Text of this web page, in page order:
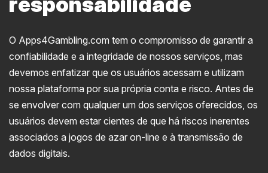
O Apps4Gambling.com tem o compromisso de garantir a
confiabilidade e a integridade de nossos serviços, mas
devemos enfatizar que os usuários acessam e utilizam
nossa plataforma por sua própria conta e risco. Antes de
se envolver com qualquer um dos serviços oferecidos, os
usuários devem estar cientes de que há riscos inerentes
associados a jogos de azar on-line e à transmissão de
dados digitais.